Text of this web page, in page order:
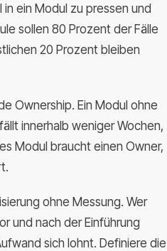
ein Modul zu pressen und
sollen 80 Prozent der Fälle
20 Prozent bleiben
Ownership. Ein Modul ohne
innerhalb weniger Wochen,
Modul braucht einen Owner,
ohne Messung. Wer
und nach der Einführung
sich lohnt. Definiere die